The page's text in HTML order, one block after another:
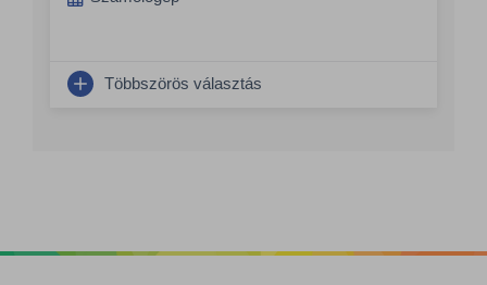
Többszörös választás